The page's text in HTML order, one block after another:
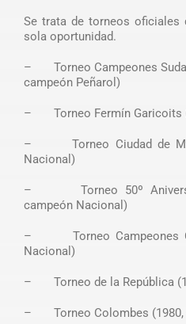
Se trata de torneos oficiales
sola oportunidad.
– Torneo Campeones
campeón Peñarol)
– Torneo Fermín Garicoits
– Torneo Ciudad de
Nacional)
– Torneo 50º
campeón Nacional)
– Torneo Campeones
Nacional)
– Torneo de la República
– Torneo Colombes (1980,